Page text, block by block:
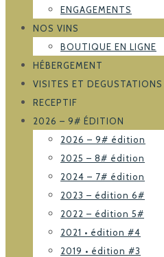
ENGAGEMENTS
NOS VINS
BOUTIQUE EN LIGNE
HÉBERGEMENT
VISITES ET DEGUSTATIONS
RECEPTIF
2026 – 9# ÉDITION
2026 – 9# édition
2025 – 8# édition
2024 – 7# édition
2023 – édition 6#
2022 – édition 5#
2021 • édition #4
2019 • édition #3